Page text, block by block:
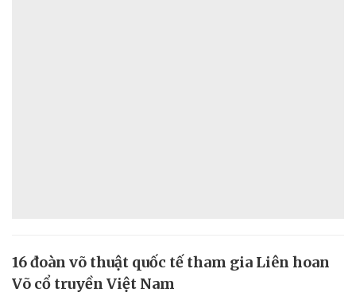
16 đoàn võ thuật quốc tế tham gia Liên hoan
Võ cổ truyền Việt Nam